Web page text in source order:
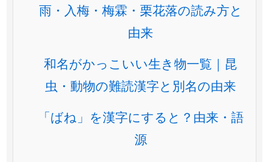
雨・入梅・梅霖・栗花落の読み方と
由来
和名がかっこいい生き物一覧｜昆
虫・動物の難読漢字と別名の由来
「ばね」を漢字にすると？由来・語
源